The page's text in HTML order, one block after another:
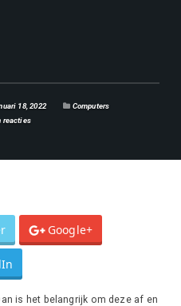
18, 2022
Computers
reacties
Google+
is het belangrijk om deze af en